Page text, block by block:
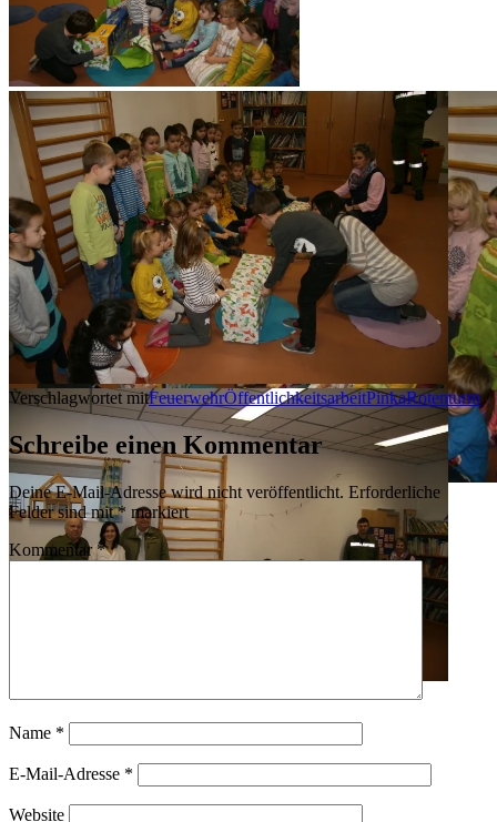
Verschlagwortet mitFeuerwehrÖffentlichkeitsarbeitPinkaRotenturm
Schreibe einen Kommentar
Deine E-Mail-Adresse wird nicht veröffentlicht. Erforderliche
Felder sind mit* markiert
Kommentar*
Name *
E-Mail-Adresse *
Website